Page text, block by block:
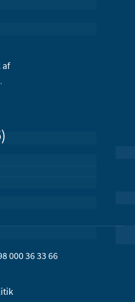
af
000 36 33 66